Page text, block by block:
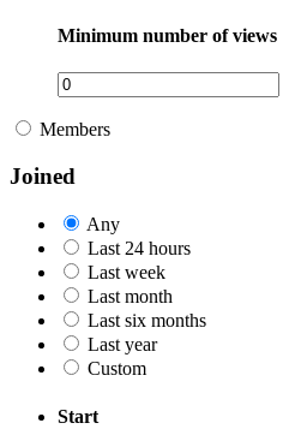
Minimum number of views
Members
Joined
Any
Last 24 hours
Last week
Last month
Last six months
Last year
Custom
Start